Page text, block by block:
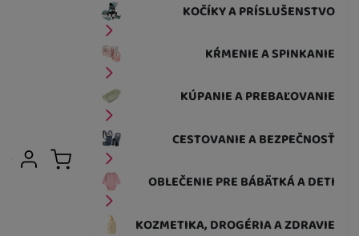
KOČÍKY A PRÍSLUŠENSTVO
KŔMENIE A SPINKANIE
KÚPANIE A PREBAĽOVANIE
CESTOVANIE A BEZPEČNOSŤ
OBLEČENIE PRE BÁBÄTKÁ A DETI
KOZMETIKA, DROGÉRIA A ZDRAVIE
Užívateľská sekcia
Prihlásiť sa
Košík